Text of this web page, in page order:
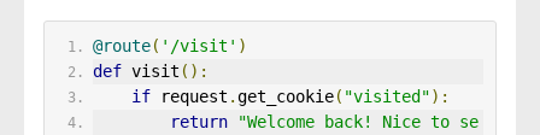
@route( '/visit' )
def visit ():
if request .get_cookie( "visited"):
return
"Welcome back! Nice to se